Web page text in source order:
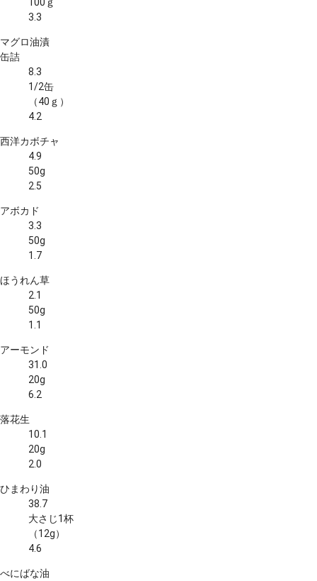
3.3
マグロ油漬
缶詰
8.3
1/2缶
（40ｇ）
4.2
西洋カボチャ
4.9
50g
2.5
アボカド
3.3
50g
1.7
ほうれん草
2.1
50g
1.1
アーモンド
31.0
20g
6.2
落花生
10.1
20g
2.0
ひまわり油
38.7
大さじ1杯
（12g）
4.6
べにばな油